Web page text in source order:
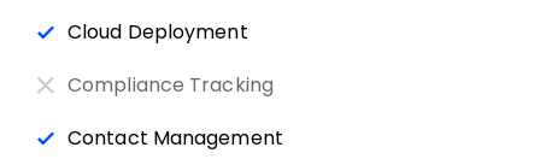
Cloud Deployment
Compliance Tracking
Contact Management